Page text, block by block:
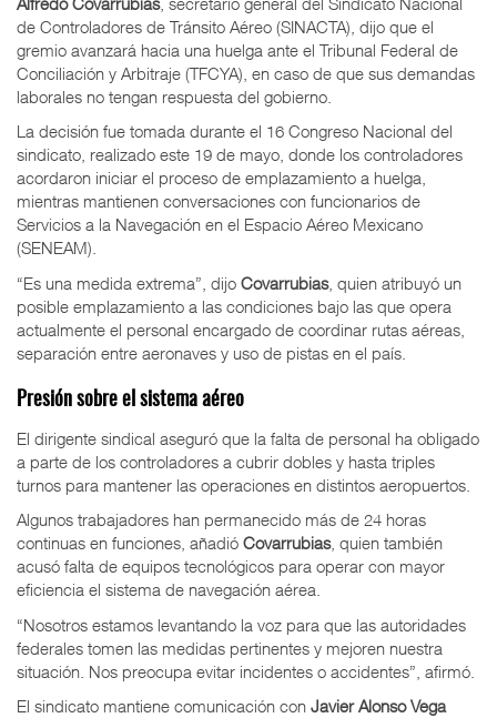
de Controladores de Tránsito Aéreo (SINACTA), dijo que el
gremio avanzará hacia una huelga ante el Tribunal Federal de
Conciliación y Arbitraje (TFCYA), en caso de que sus demandas
laborales no tengan respuesta del gobierno.
La decisión fue tomada durante el 16 Congreso Nacional del
sindicato, realizado este 19 de mayo, donde los controladores
acordaron iniciar el proceso de emplazamiento a huelga,
mientras mantienen conversaciones con funcionarios de
Servicios a la Navegación en el Espacio Aéreo Mexicano
(SENEAM).
“Es una medida extrema”, dijo Covarrubias, quien atribuyó un
posible emplazamiento a las condiciones bajo las que opera
actualmente el personal encargado de coordinar rutas aéreas,
separación entre aeronaves y uso de pistas en el país.
Presión sobre el sistema aéreo
El dirigente sindical aseguró que la falta de personal ha obligado
a parte de los controladores a cubrir dobles y hasta triples
turnos para mantener las operaciones en distintos aeropuertos.
Algunos trabajadores han permanecido más de 24 horas
continuas en funciones, añadió Covarrubias, quien también
acusó falta de equipos tecnológicos para operar con mayor
eficiencia el sistema de navegación aérea.
“Nosotros estamos levantando la voz para que las autoridades
federales tomen las medidas pertinentes y mejoren nuestra
situación. Nos preocupa evitar incidentes o accidentes”, afirmó.
El sindicato mantiene comunicación con Javier Alonso Vega